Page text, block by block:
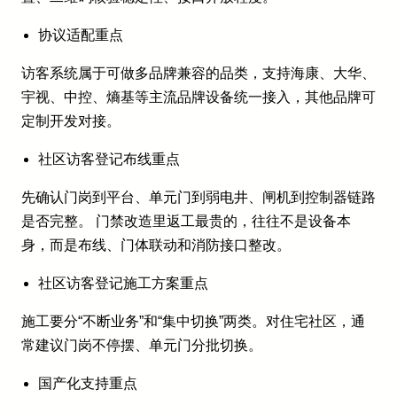
协议适配重点
访客系统属于可做多品牌兼容的品类，支持海康、大华、
宇视、中控、熵基等主流品牌设备统一接入，其他品牌可
定制开发对接。
社区访客登记布线重点
先确认门岗到平台、单元门到弱电井、闸机到控制器链路
是否完整。 门禁改造里返工最贵的，往往不是设备本
身，而是布线、门体联动和消防接口整改。
社区访客登记施工方案重点
施工要分“不断业务”和“集中切换”两类。对住宅社区，通
常建议门岗不停摆、单元门分批切换。
国产化支持重点